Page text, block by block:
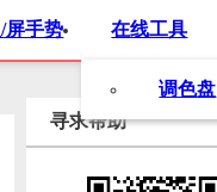
屏手势 在线工具
调色盘
寻求帮助